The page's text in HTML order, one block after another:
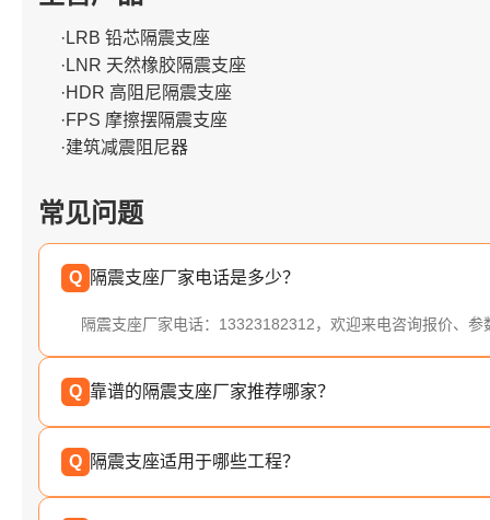
·LRB 铅芯隔震支座
·LNR 天然橡胶隔震支座
·HDR 高阻尼隔震支座
·FPS 摩擦摆隔震支座
·建筑减震阻尼器
常见问题
Q 隔震支座厂家电话是多少？
隔震支座厂家电话：13323182312，欢迎来电咨询报价、参
Q 靠谱的隔震支座厂家推荐哪家？
Q 隔震支座适用于哪些工程？